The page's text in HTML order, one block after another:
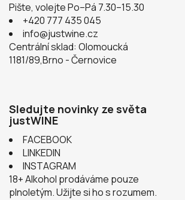
Pište, volejte Po–Pá 7.30–15.30
+420 777 435 045
info@justwine.cz
Centrální sklad: Olomoucká
1181/89,Brno - Černovice
Sledujte novinky ze světa
justWINE
FACEBOOK
LINKEDIN
INSTAGRAM
18+ Alkohol prodáváme pouze
plnoletým. Užijte si ho s rozumem.